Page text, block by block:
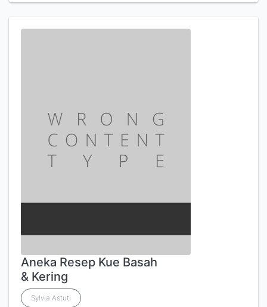
Aneka Resep Kue Basah
& Kering
Sylvia Astuti